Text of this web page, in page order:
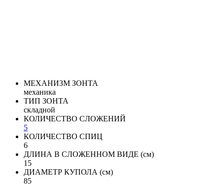
МЕХАНИЗМ ЗОНТА
механика
ТИП ЗОНТА
складной
КОЛИЧЕСТВО СЛОЖЕНИЙ
5
КОЛИЧЕСТВО СПИЦ
6
ДЛИНА В СЛОЖЕННОМ ВИДЕ (см)
15
ДИАМЕТР КУПОЛА (см)
85